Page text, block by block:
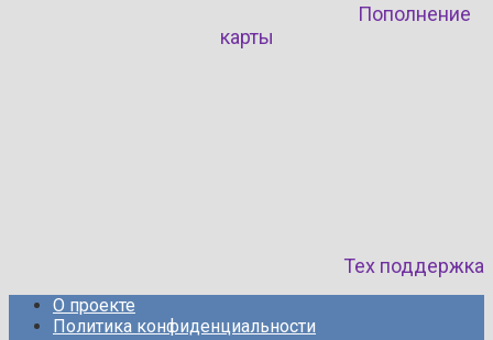
Пополнение
карты
Тех поддержка
О проекте
Политика конфиденциальности